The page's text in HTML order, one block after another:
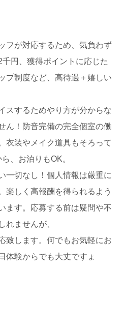
フが対応するため、気負わず
円、獲得ポイントに応じた
プ制度など、高待遇＋嬉しい
スするためやり方が分からな
ん！防音完備の完全個室の働
衣装やメイク道具もそろって
、お泊りもOK。
一切なし！個人情報は厳重に
楽しく高報酬を得られるよう
ます。応募する前は疑問や不
れませんが、
致します。何でもお気軽にお
体験からでも大丈ですょ